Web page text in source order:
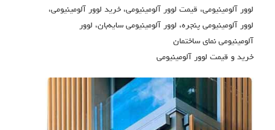
لوور آلومینیومی، قیمت لوور آلومینیومی، خرید لوور آلومینیومی،
لوور آلومینیومی پنجره، لوور آلومینیومی سایه‌بان، لوور
آلومینیومی نمای ساختمان
خرید و قیمت لوور آلومینیومی